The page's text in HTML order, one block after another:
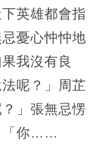
英雄都會指
憂心忡忡地
我沒有良
呢？」周芷
」張無忌愣
「你……